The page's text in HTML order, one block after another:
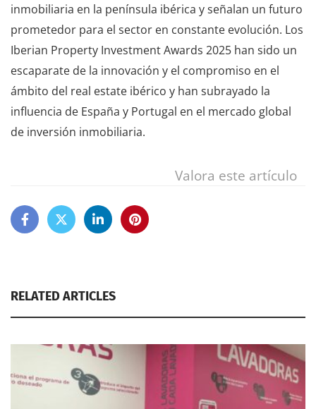
inmobiliaria en la península ibérica y señalan un futuro
prometedor para el sector en constante evolución. Los
Iberian Property Investment Awards 2025 han sido un
escaparate de la innovación y el compromiso en el
ámbito del real estate ibérico y han subrayado la
influencia de España y Portugal en el mercado global
de inversión inmobiliaria.
Valora este artículo
RELATED ARTICLES